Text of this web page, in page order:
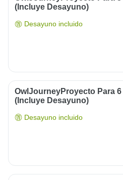
(Incluye Desayuno)
Desayuno incluido
OwlJourneyProyecto Para
(Incluye Desayuno)
Desayuno incluido